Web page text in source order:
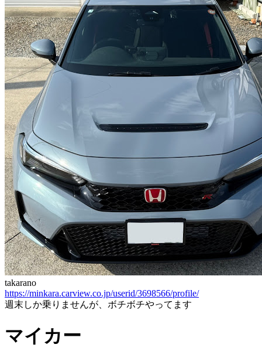
takarano
https://minkara.carview.co.jp/userid/3698566/profile/
週末しか乗りませんが、ボチボチやってます
マイカー